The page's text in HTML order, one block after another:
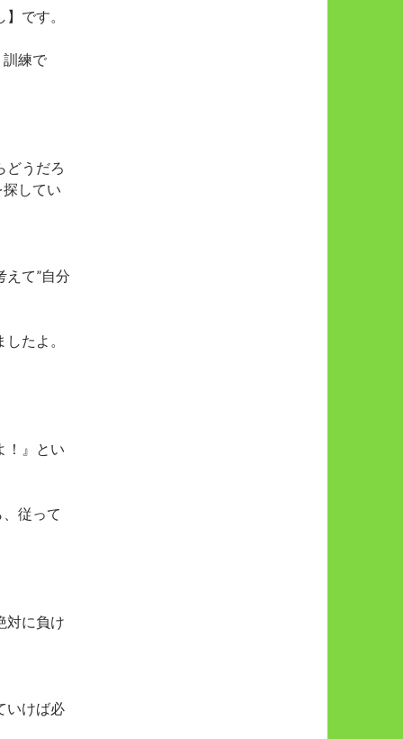
です。
訓練で
どうだろ
してい
えて”自分
たよ。
！』とい
従って
対に負け
いけば必